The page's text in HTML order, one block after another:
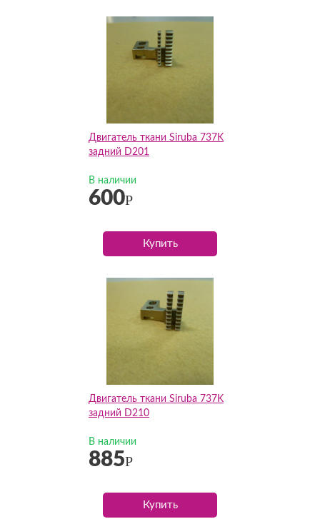
Двигатель ткани Siruba 737K
задний D201
В наличии
600Р
Купить
Двигатель ткани Siruba 737K
задний D210
В наличии
885Р
Купить